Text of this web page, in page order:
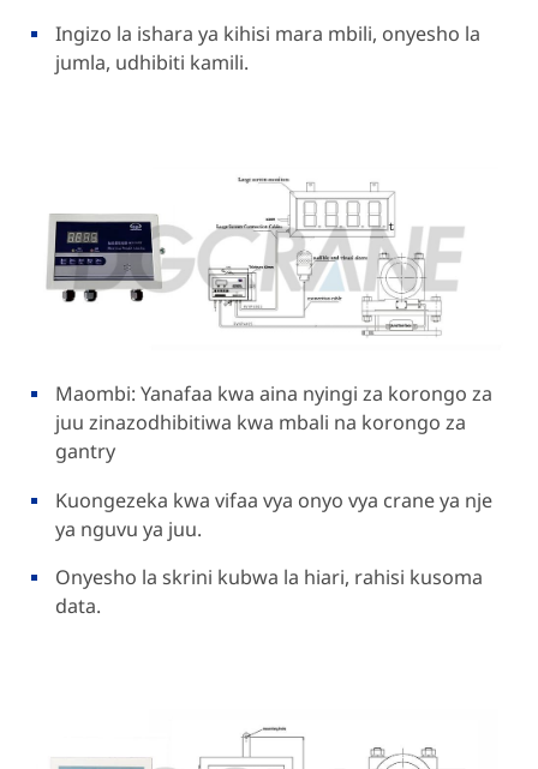
Ingizo la ishara ya kihisi mara mbili, onyesho la
jumla, udhibiti kamili.
Maombi: Yanafaa kwa aina nyingi za korongo za
juu zinazodhibitiwa kwa mbali na korongo za
gantry
Kuongezeka kwa vifaa vya onyo vya crane ya nje
ya nguvu ya juu.
Onyesho la skrini kubwa la hiari, rahisi kusoma
data.